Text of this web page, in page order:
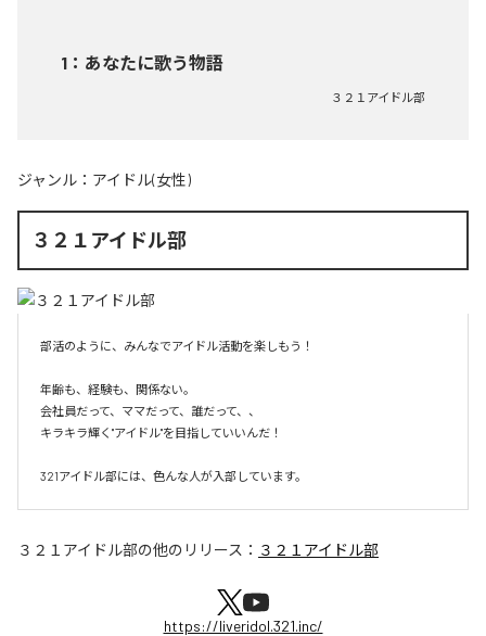
1 ： あなたに歌う物語
３２１アイドル部
ジャンル： アイドル(女性)
３２１アイドル部
部活のように、みんなでアイドル活動を楽しもう！
年齢も、経験も、関係ない。
会社員だって、ママだって、誰だって、、
キラキラ輝く"アイドル"を目指していいんだ！
321アイドル部には、色んな人が入部しています。
３２１アイドル部の他のリリース： ３２１アイドル部
https://liveridol.321.inc/